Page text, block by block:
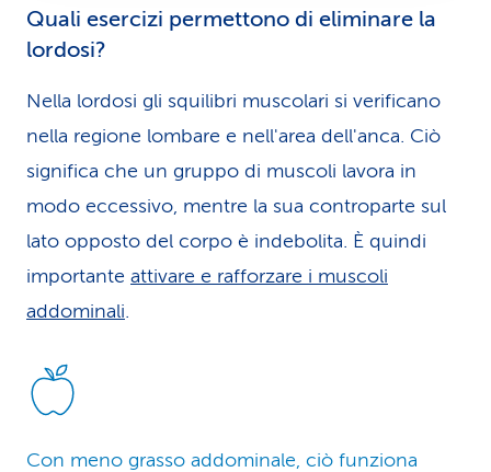
Quali esercizi permettono di eliminare la
lordosi?
Nella lordosi gli squilibri muscolari si verificano
nella regione lombare e nell'area dell'anca. Ciò
significa che un gruppo di muscoli lavora in
modo eccessivo, mentre la sua controparte sul
lato opposto del corpo è indebolita. È quindi
importante attivare e rafforzare i muscoli
addominali.
Con meno grasso addominale, ciò funziona